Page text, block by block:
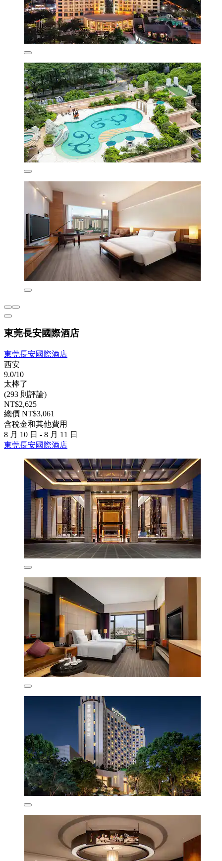
東莞長安國際酒店
東莞長安國際酒店
西安
9.0/10
太棒了
(293 則評論)
NT$2,625
總價 NT$3,061
含稅金和其他費用
8 月 10 日 - 8 月 11 日
東莞長安國際酒店